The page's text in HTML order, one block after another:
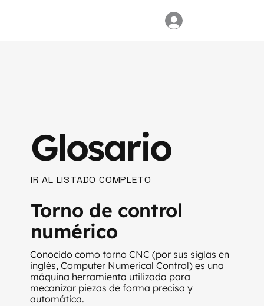
Glosario
IR AL LISTADO COMPLETO
Torno de control
numérico
Conocido como torno CNC (por sus siglas en
inglés, Computer Numerical Control) es una
máquina herramienta utilizada para
mecanizar piezas de forma precisa y
automática.